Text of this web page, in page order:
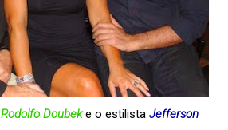
Rodolfo Doubeke o estilista Jefferson